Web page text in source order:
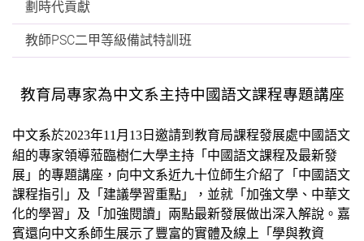
劃時代貢獻
教師PSC二甲等級備試特訓班
教育局專家為中文系主持中國語文課程專題講座
中文系於2023年11 月 13 日邀請到教育局課程發展處中國語文
組的專家領導蒞臨樹仁大學主持「中國語文課程及最新發
展」的專題講座，向中文系近九十位師生介紹了「中國語文
課程指引」及「建議學習重點」，並就「加強文學、中華文
化的學習」及「加強閱讀」兩點最新發展做出深入解說。嘉
賓還向中文系師生展示了豐富的實體及線上「學與教資